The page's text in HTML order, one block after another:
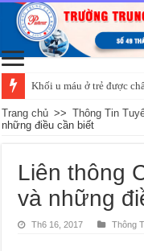
Khối u máu ở trẻ được
Trang chủ >> Thông Tin
những điều cần biết
Liên thông
và những
Th6 16, 2017 Thông